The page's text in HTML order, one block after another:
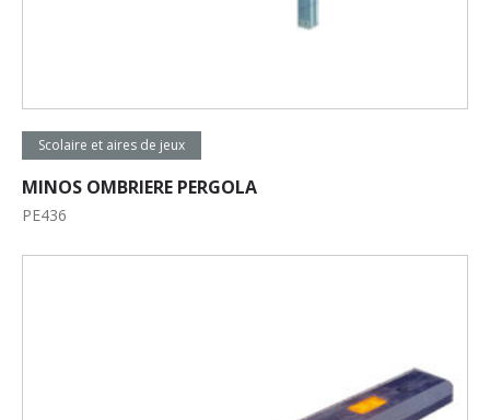
Lire la suite
Scolaire et aires de jeux
MINOS OMBRIERE PERGOLA
PE436